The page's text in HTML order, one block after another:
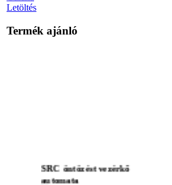
Letöltés
Termék ajánló
SRC öntözést vezérkő
automata